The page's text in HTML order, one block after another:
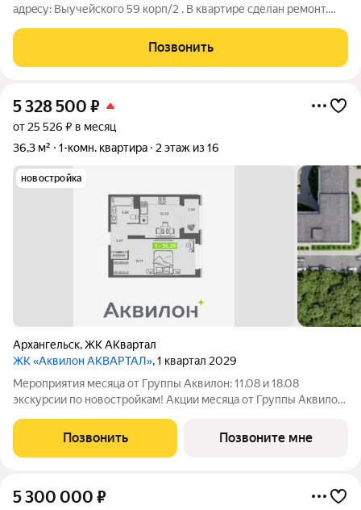
aдpecу: Выучейского 59 корп/2 . В квартире сделан ремонт.
общую площaдь 36,6 кв. м. Просторная кухня площадью 8,7 кв.
м и уютная
Позвонить
5 328 500 ₽
от 25 526 ₽ в месяц
36,3 м²
1-комн. квартира 2 этаж из 16
новостройка
Архангельск,ЖК АКвартал
ЖК «Аквилон АКВАРТАЛ», 1 квартал 2029
Мероприятия месяца от Группы Аквилон: 11.08 и 18.08
экскурсии по новостройкам! Акции месяца от Группы Аквилон:
ПСК: 18,32-21,9%. Ставка 1%! Семейная ипотека! ПСК: 5,1-7,3%.
Ставка 4%! Доп.СКИДКА
Позвонить Позвоните мне
5 300 000 ₽